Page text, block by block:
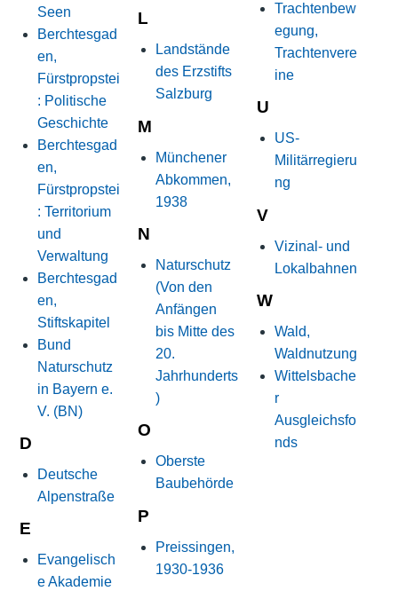
Seen
Berchtesgad
en,
Fürstpropstei
: Politische
Geschichte
Berchtesgad
en,
Fürstpropstei
: Territorium
und
Verwaltung
Berchtesgad
en,
Stiftskapitel
Bund
Naturschutz
in Bayern e.
V. (BN)
D
Deutsche
Alpenstraße
E
Evangelisch
e Akademie
L
Landstände
des Erzstifts
Salzburg
M
Münchener
Abkommen,
1938
N
Naturschutz
(Von den
Anfängen
bis Mitte des
20.
Jahrhunderts
)
O
Oberste
Baubehörde
P
Preissingen,
1930-1936
Trachtenbew
egung,
Trachtenvere
ine
U
US-
Militärregieru
ng
V
Vizinal- und
Lokalbahnen
W
Wald,
Waldnutzung
Wittelsbache
r
Ausgleichsfo
nds